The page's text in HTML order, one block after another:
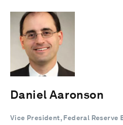
Daniel Aaronson
Vice President, Federal Reserve